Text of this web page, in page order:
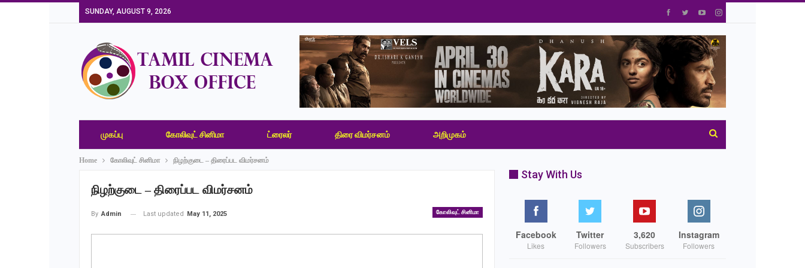
SUNDAY, AUGUST 9, 2026
முகப்பு கோலிவுட் சினிமா ட்ரைலர் திரை விமர்சனம் அறிமுகம்
Home கோலிவுட் சினிமா நிழற்குடை – திரைப்பட விமர்சனம்
நிழற்குடை – திரைப்பட விமர்சனம்
கோலிவுட் சினிமா
By Admin Last updated May 11, 2025
Stay With Us
Facebook
Likes
Twitter
Followers
3,620
Subscribers
Instagram
Followers